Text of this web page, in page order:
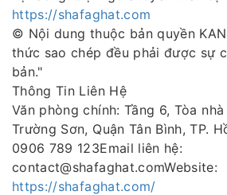
https://shafaghat.com
© Nội dung thuộc bản quyền
thức sao chép đều phải được sự
bản."
Thông Tin Liên Hệ
Văn phòng chính: Tầng 6, Tòa
Trường Sơn, Quận Tân Bình, TP.
0906 789 123Email liên hệ:
contact@shafaghat.comWebsite:
https://shafaghat.com/